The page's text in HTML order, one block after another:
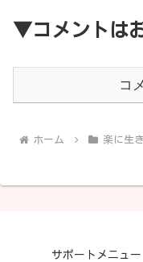
▼コメントは
コ
ホーム 楽に生
サポートメニュー